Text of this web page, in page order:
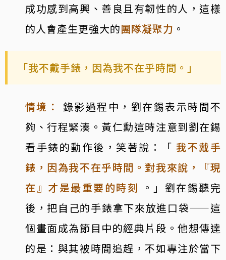
成功感到高興、善良且有韌性的人，這樣
的人會產生更強大的團隊凝聚力 。
「我不戴手錶，因為我不在乎時間。」
情境：
錄影過程中，劉在錫表示時間不
夠、行程緊湊。黃仁勳這時注意到劉在錫
看手錶的動作後，笑著說：「 我不戴手
錶，因為我不在乎時間。對我來說，『現
在』才是最重要的時刻 。」劉在錫聽完
後，把自己的手錶拿下來放進口袋——這
個畫面成為節目中的經典片段。他想傳達
的是：與其被時間追趕，不如專注於當下